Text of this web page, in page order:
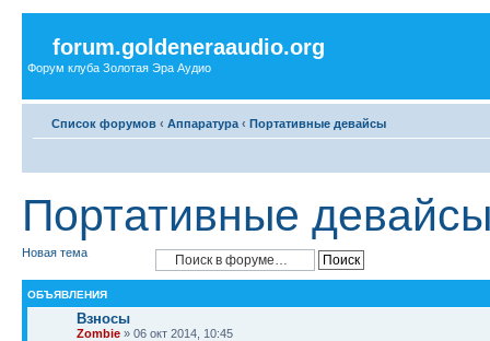
forum.goldeneraaudio.org
Форум клуба Золотая Эра Аудио
Список форумов ‹ Аппаратура ‹ Портативные девайсы
Портативные
Новая тема
ОБЪЯВЛЕНИЯ
Взносы
Zombie » 06 окт 2014, 10:45